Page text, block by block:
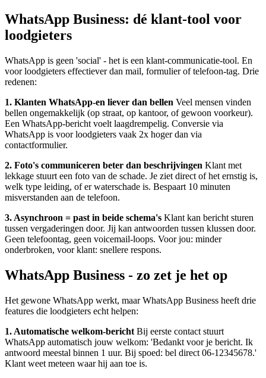
WhatsApp Business: dé klant-tool voor
loodgieters
WhatsApp is geen 'social' - het is een klant-communicatie-tool. En
voor loodgieters effectiever dan mail, formulier of telefoon-tag. Drie
redenen:
1. Klanten WhatsApp-en liever dan bellen Veel mensen vinden
bellen ongemakkelijk (op straat, op kantoor, of gewoon voorkeur).
Een WhatsApp-bericht voelt laagdrempelig. Conversie via
WhatsApp is voor loodgieters vaak 2x hoger dan via
contactformulier.
2. Foto's communiceren beter dan beschrijvingen Klant met
lekkage stuurt een foto van de schade. Je ziet direct of het ernstig is,
welk type leiding, of er waterschade is. Bespaart 10 minuten
misverstanden aan de telefoon.
3. Asynchroon = past in beide schema's Klant kan bericht sturen
tussen vergaderingen door. Jij kan antwoorden tussen klussen door.
Geen telefoontag, geen voicemail-loops. Voor jou: minder
onderbroken, voor klant: snellere respons.
WhatsApp Business - zo zet je het op
Het gewone WhatsApp werkt, maar WhatsApp Business heeft drie
features die loodgieters echt helpen:
1. Automatische welkom-bericht Bij eerste contact stuurt
WhatsApp automatisch jouw welkom: 'Bedankt voor je bericht. Ik
antwoord meestal binnen 1 uur. Bij spoed: bel direct 06-12345678.'
Klant weet meteen waar hij aan toe is.